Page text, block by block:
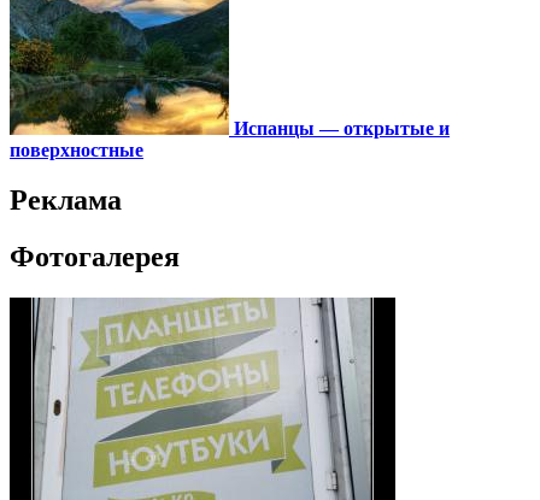
Испанцы — открытые и
поверхностные
Реклама
Фотогалерея